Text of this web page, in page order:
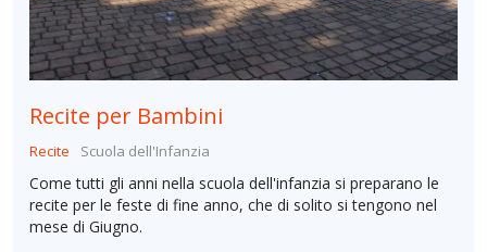
Recite per Bambini
Recite Scuola dell'Infanzia
Come tutti gli anni nella scuola dell'infanzia si preparano le
recite per le feste di fine anno, che di solito si tengono nel
mese di Giugno.